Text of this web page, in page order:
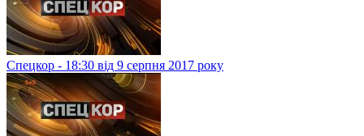
Спецкор - 18:30 від 9 серпня 2017 року